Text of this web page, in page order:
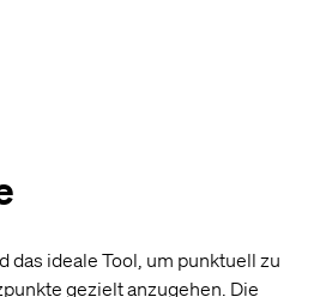
das ideale Tool, um punktuell zu
gezielt anzugehen. Die